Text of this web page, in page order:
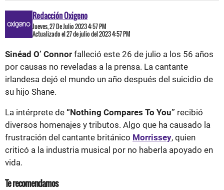
Redacción Oxigeno
Jueves, 27 De Julio 2023 4:57 PM
Actualizado el 27 de julio del 2023 4:57 PM
Sinéad O’ Connor falleció este 26 de julio a los 56 años
por causas no reveladas a la prensa. La cantante
irlandesa dejó el mundo un año después del suicidio de
su hijo Shane.
La intérprete de “Nothing Compares To You” recibió
diversos homenajes y tributos. Algo que ha causado la
frustración del cantante británico Morrissey, quien
criticó a la industria musical por no haberla apoyado en
vida.
Te recomendamos